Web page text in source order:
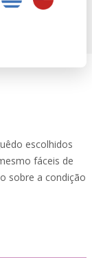
escolhidos
fáceis de
sobre a condição